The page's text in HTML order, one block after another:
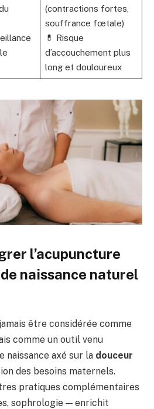
(contractions fortes,
souffrance fœtale)
💊 Risque
d’accouchement plus
long et douloureux
l’acupuncture
naissance naturel
être considérée comme
comme un outil venu
axé sur la douceur
des besoins maternels.
pratiques complémentaires
sophrologie — enrichit